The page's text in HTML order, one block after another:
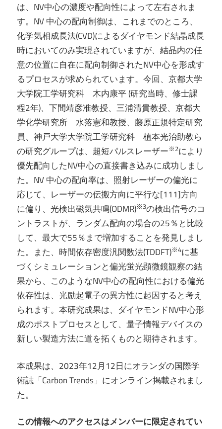
は、NV中心の濃度や配向性によって左右されま
す。NV 中心の配向制御は、これまでのところ、
化学気相成長法(CVD)によるダイヤモンド結晶成長
時においてのみ実現されていますが、結晶内の任
意の位置に自在に配向制御されたNV中心を形成す
るプロセスが求められています。今回、京都大学
大学院工学研究科 木内康平 (研究当時、修士課
程2年)、下間靖彦准教授、三浦清貴教授、京都大
学化学研究所 水落憲和教授、藤原正規特定研究
員、神戸大学大学院工学研究科 植本光治助教ら
の研究グループは、超短パルスレーザー※2により
優先配向したNV中心の直接書き込みに成功しまし
た。NV 中心の配向率は、照射レーザーの偏光に
応じて、レーザーの伝搬方向に平行な[111]方向
に偏り、光検出磁気共鳴(ODMR)※3の検出信号のコ
ントラストが、ランダム配向の場合の25％と比較
して、最大で55％まで増加することを発見しまし
た。また、時間依存密度汎関数法(TDDFT)※4に基
づくシミュレーションと偏光蛍光顕微鏡観察の結
果から、このようなNV中心の配向性における偏光
依存性は、光励起電子の異方性に起因すると考え
られます。本研究成果は、ダイヤモンドNV中心形
成のポストプロセスとして、量子情報デバイスの
新しい製造方法に道を拓くものと期待されます。
本成果は、2023年12月12日にオランダの国際学
術誌「Carbon Trends」にオンライン掲載されまし
た。
この情報へのアクセスはメンバーに限定されてい